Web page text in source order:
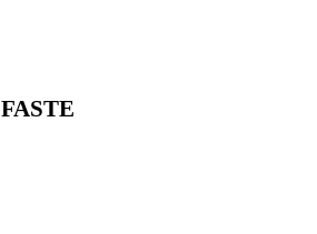
FASTE